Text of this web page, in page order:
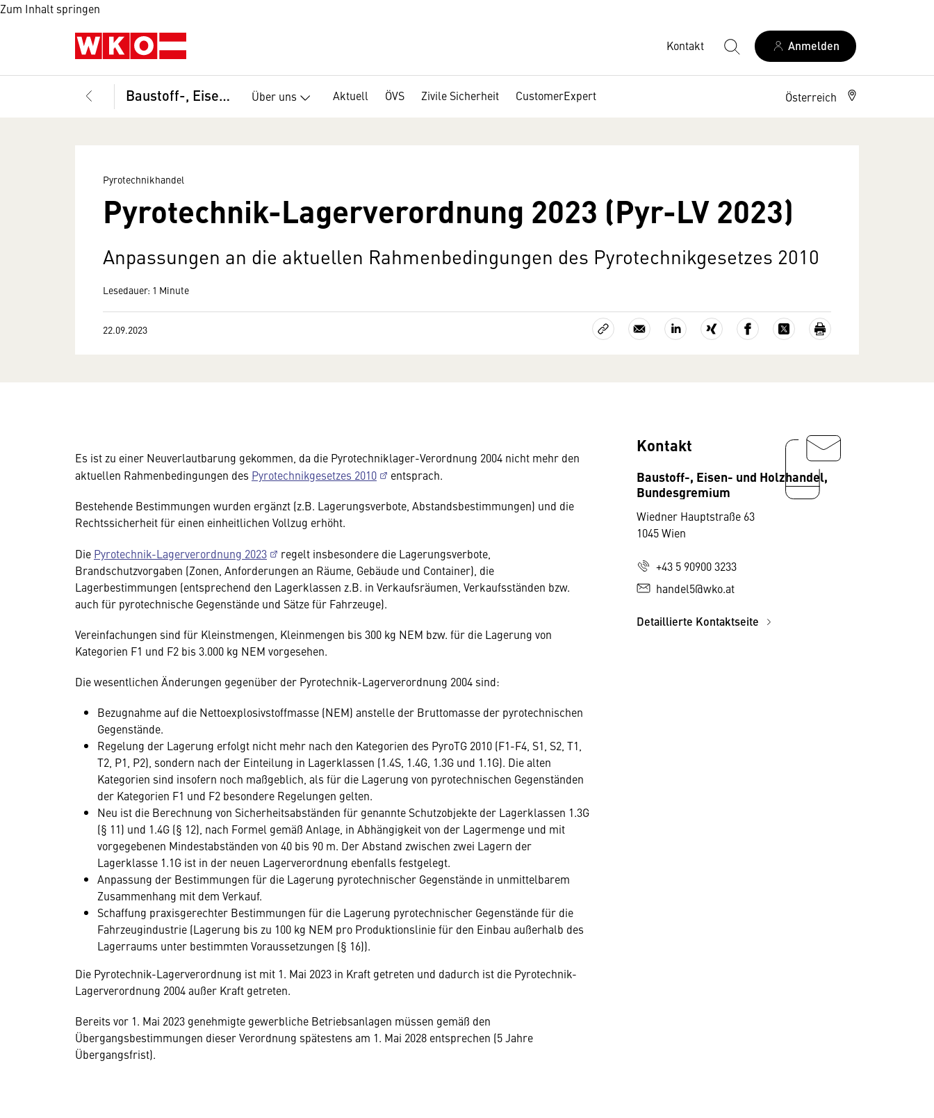
Zum Inhalt springen
Kontakt Anmelden
Baustoff-, Eisen- und Holzhandel, Bundesgremium Über uns Aktuell ÖVS Zivile Sicherheit CustomerExpert Österreich
Pyrotechnikhandel
Pyrotechnik-Lagerverordnung 2023 (Pyr-LV 2023)
Anpassungen an die aktuellen Rahmenbedingungen des Pyrotechnikgesetzes 2010
Lesedauer: 1 Minute
22.09.2023
Es ist zu einer Neuverlautbarung gekommen, da die Pyrotechniklager-Verordnung 2004 nicht mehr den
aktuellen Rahmenbedingungen des Pyrotechnikgesetzes 2010
entsprach.
Bestehende Bestimmungen wurden ergänzt (z.B. Lagerungsverbote, Abstandsbestimmungen) und die
Rechtssicherheit für einen einheitlichen Vollzug erhöht.
Die Pyrotechnik-Lagerverordnung 2023
regelt insbesondere die Lagerungsverbote,
Brandschutzvorgaben (Zonen, Anforderungen an Räume, Gebäude und Container), die
Lagerbestimmungen (entsprechend den Lagerklassen z.B. in Verkaufsräumen, Verkaufsständen bzw.
auch für pyrotechnische Gegenstände und Sätze für Fahrzeuge).
Vereinfachungen sind für Kleinstmengen, Kleinmengen bis 300 kg NEM bzw. für die Lagerung von
Kategorien F1 und F2 bis 3.000 kg NEM vorgesehen.
Die wesentlichen Änderungen gegenüber der Pyrotechnik-Lagerverordnung 2004 sind:
Bezugnahme auf die Nettoexplosivstoffmasse (NEM) anstelle der Bruttomasse der pyrotechnischen
Gegenstände.
Regelung der Lagerung erfolgt nicht mehr nach den Kategorien des PyroTG 2010 (F1-F4, S1, S2, T1,
T2, P1, P2), sondern nach der Einteilung in Lagerklassen (1.4S, 1.4G, 1.3G und 1.1G). Die alten
Kategorien sind insofern noch maßgeblich, als für die Lagerung von pyrotechnischen Gegenständen
der Kategorien F1 und F2 besondere Regelungen gelten.
Neu ist die Berechnung von Sicherheitsabständen für genannte Schutzobjekte der Lagerklassen 1.3G
(§ 11) und 1.4G (§ 12), nach Formel gemäß Anlage, in Abhängigkeit von der Lagermenge und mit
vorgegebenen Mindestabständen von 40 bis 90 m. Der Abstand zwischen zwei Lagern der
Lagerklasse 1.1G ist in der neuen Lagerverordnung ebenfalls festgelegt.
Anpassung der Bestimmungen für die Lagerung pyrotechnischer Gegenstände in unmittelbarem
Zusammenhang mit dem Verkauf.
Schaffung praxisgerechter Bestimmungen für die Lagerung pyrotechnischer Gegenstände für die
Fahrzeugindustrie (Lagerung bis zu 100 kg NEM pro Produktionslinie für den Einbau außerhalb des
Lagerraums unter bestimmten Voraussetzungen (§ 16)).
Die Pyrotechnik-Lagerverordnung ist mit 1. Mai 2023 in Kraft getreten und dadurch ist die Pyrotechnik-
Lagerverordnung 2004 außer Kraft getreten.
Bereits vor 1. Mai 2023 genehmigte gewerbliche Betriebsanlagen müssen gemäß den
Übergangsbestimmungen dieser Verordnung spätestens am 1. Mai 2028 entsprechen (5 Jahre
Übergangsfrist).
Kontakt
Baustoff-, Eisen- und Holzhandel,
Bundesgremium
Wiedner Hauptstraße 63
1045 Wien
+43 5 90900 3233
handel5@wko.at
Detaillierte Kontaktseite